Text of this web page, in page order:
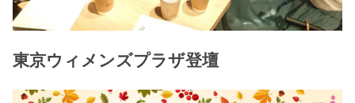
東京ウィメンズプラザ登壇